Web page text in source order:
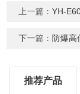
上一篇：YH-
下一篇： 防爆高
推荐产品